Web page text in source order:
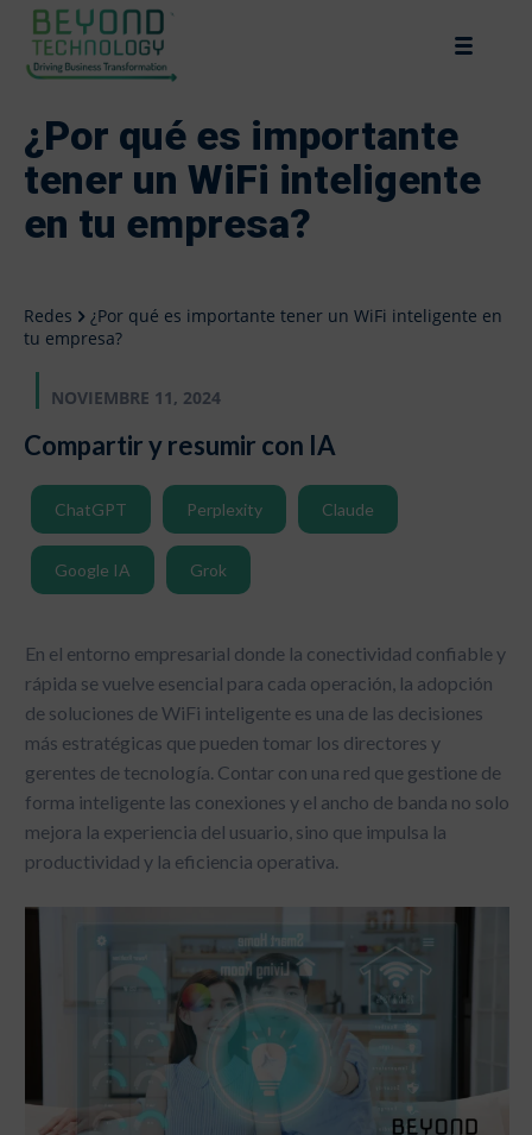
¿Por qué es importante
tener un WiFi inteligente
en tu empresa?
Redes
¿Por qué es importante tener un WiFi inteligente en
tu empresa?
NOVIEMBRE 11, 2024
Compartir y resumir con IA
ChatGPT Perplexity Claude
Google IA Grok
En el entorno empresarial donde la conectividad confiable y
rápida se vuelve esencial para cada operación, la adopción
de soluciones de WiFi inteligente es una de las decisiones
más estratégicas que pueden tomar los directores y
gerentes de tecnología. Contar con una red que gestione de
forma inteligente las conexiones y el ancho de banda no solo
mejora la experiencia del usuario, sino que impulsa la
productividad y la eficiencia operativa.